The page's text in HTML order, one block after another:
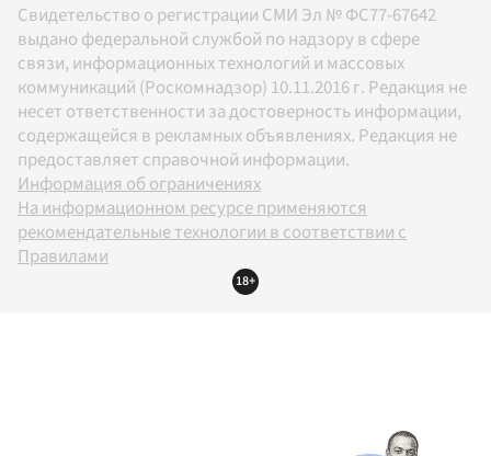
Свидетельство о регистрации СМИ Эл № ФС77-67642
выдано федеральной службой по надзору в сфере
связи, информационных технологий и массовых
коммуникаций (Роскомнадзор) 10.11.2016 г. Редакция не
несет ответственности за достоверность информации,
содержащейся в рекламных объявлениях. Редакция не
предоставляет справочной информации.
Информация об ограничениях
На информационном ресурсе применяются
рекомендательные технологии в соответствии с
Правилами
18+